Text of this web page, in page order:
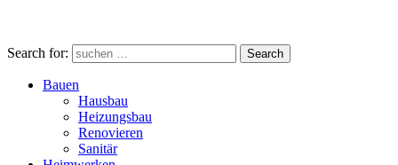
Search for: Search
Bauen
Hausbau
Heizungsbau
Renovieren
Sanitär